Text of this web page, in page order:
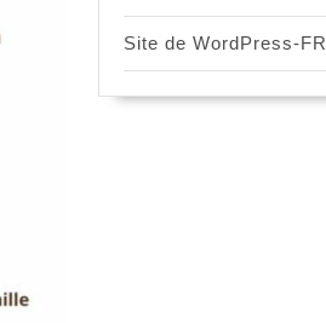
Site de WordPress-FR